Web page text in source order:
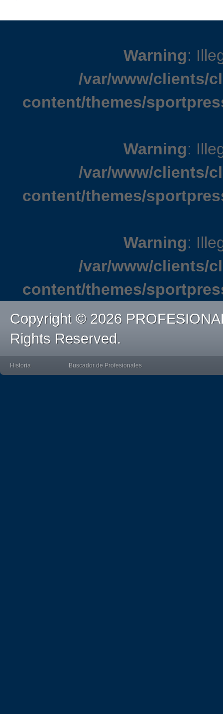
Warning:
/var/www/clients/
content/themes/
Warning:
/var/www/clients/
content/themes/
Warning:
/var/www/clients/
content/themes/
Copyright © 2026
Rights Reserved.
Historia Buscador de Profesionales